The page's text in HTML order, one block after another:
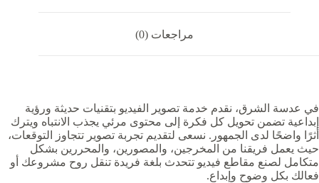
مراجعات (0)
في عدسة الشرق، نقدم خدمة تصوير الفيديو بتقنيات حديثة ورؤية
إبداعية تضمن تحويل كل فكرة إلى محتوى مرئي يجذب الانتباه ويترك
أثرًا واضحًا لدى الجمهور. نسعى لتقديم تجربة تصوير تتجاوز التوقعات،
حيث يعمل فريقنا من المخرجين، والمصورين، والمحررين بشكل
متكامل لصنع مقاطع فيديو تتحدث بلغة فريدة تنقل روح مشروعك أو
فعالك بكل وضوح وإبداع.